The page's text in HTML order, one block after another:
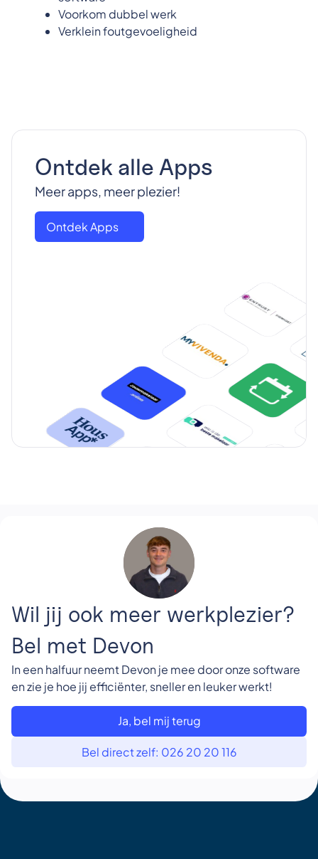
Voorkom dubbel werk
Verklein foutgevoeligheid
Ontdek alle Apps
Meer apps, meer plezier!
Ontdek Apps
Wil jij ook meer werkplezier?
Bel met Devon
In een halfuur neemt Devon je mee door onze software
en zie je hoe jij efficiënter, sneller en leuker werkt!
Ja, bel mij terug
Bel direct zelf: 026 20 20 116